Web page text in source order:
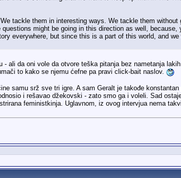
tackle them in interesting ways. We tackle them without
might be going in this direction as well, because,
everywhere, but since this is a part of this world, and
ali da oni vole da otvore teška pitanja bez nametanja
to kako se njemu ćefne pa pravi click-bait naslov.
samu srž sve tri igre. A sam Geralt je takođe konstantan
i rešavao džekovski - zato smo ga i voleli. Sad
feministkinja. Uglavnom, iz ovog intervjua nema